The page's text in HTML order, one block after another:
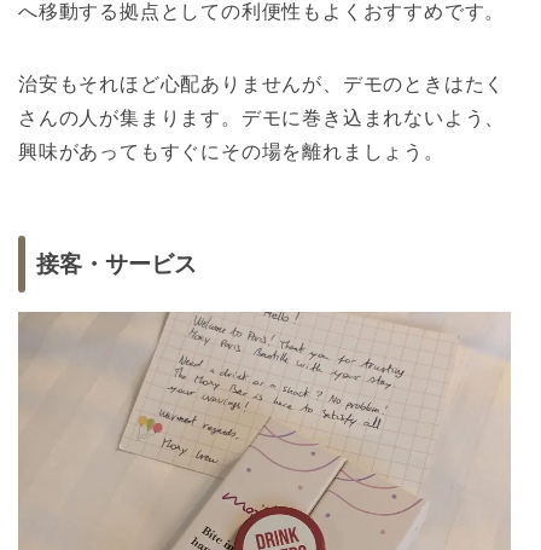
へ移動する拠点としての利便性もよくおすすめです。
治安もそれほど心配ありませんが、デモのときはたく
さんの人が集まります。デモに巻き込まれないよう、
興味があってもすぐにその場を離れましょう。
接客・サービス